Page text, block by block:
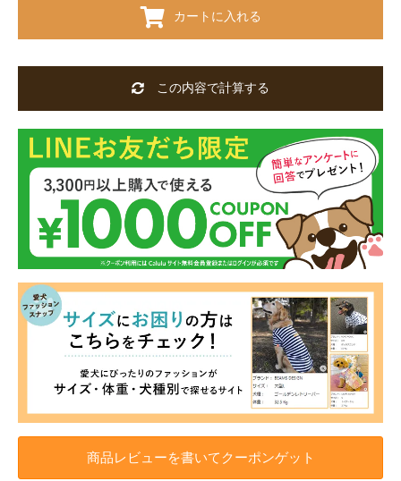
カートに入れる
この内容で計算する
商品レビューを書いてクーポンゲット